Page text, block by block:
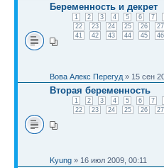
Беременность и декрет
1 2 3 4 5 6 7
22
23 24 25 26 27
41
42 43 44 45 46
Вова Алекс Перегуд » 15 сен
Вторая беременность
1 2 3 4 5 6 7
22
23 24 25 26 27
Kyung » 16 июл 2009, 00:11